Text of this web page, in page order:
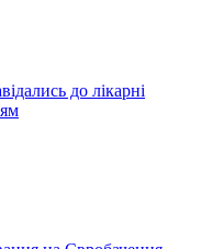
до лікарні